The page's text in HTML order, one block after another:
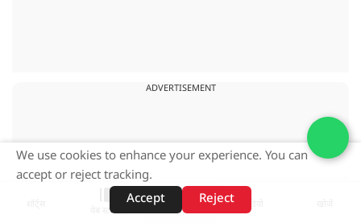
ADVERTISEMENT
वेब स्टोरीज़
We use cookies to enhance your experience. You can
accept or reject tracking.
Accept
Reject